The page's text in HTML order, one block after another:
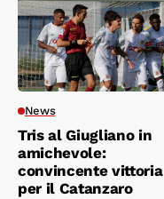
News
Tris al Giugliano in
amichevole:
convincente vittoria
per il Catanzaro